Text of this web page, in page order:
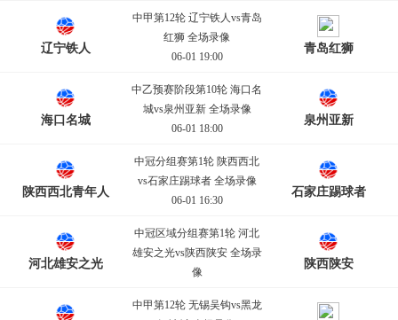
辽宁铁人
中甲第12轮 辽宁铁人vs青岛
红狮 全场录像
06-01 19:00
青岛红狮
海口名城
中乙预赛阶段第10轮 海口名
城vs泉州亚新 全场录像
06-01 18:00
泉州亚新
陕西西北青年人
中冠分组赛第1轮 陕西西北
vs石家庄踢球者 全场录像
06-01 16:30
石家庄踢球者
河北雄安之光
中冠区域分组赛第1轮 河北
雄安之光vs陕西陕安 全场录
像
陕西陕安
中甲第12轮 无锡吴钩vs黑龙